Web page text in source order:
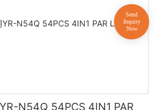
N54Q 54PCS 4IN1 PAR